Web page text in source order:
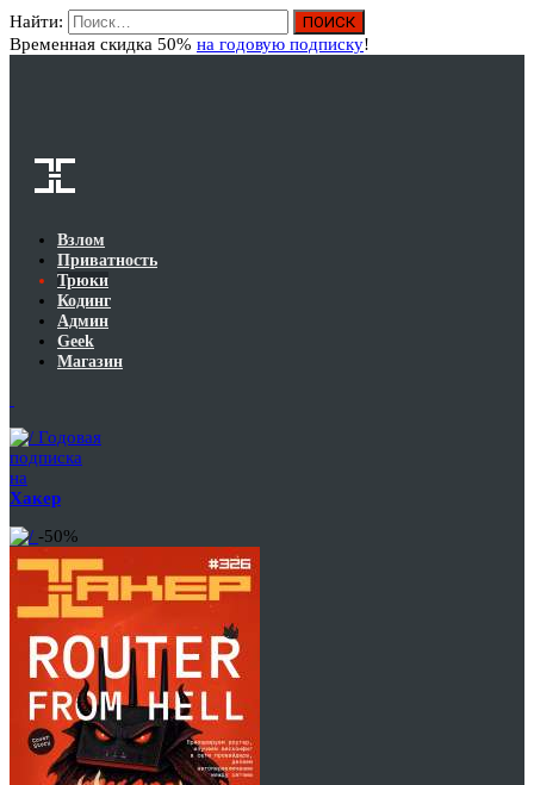
Найти:
Временная скидка 50% на годовую подписку!
Взлом
Приватность
Трюки
Кодинг
Админ
Geek
Магазин
Годовая
подписка
на
Хакер
-50%